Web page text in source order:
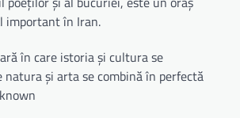
important în Iran.
în care istoria și cultura se
natura și arta se combină în perfectă